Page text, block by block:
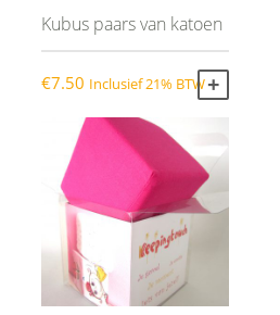
Kubus paars van katoen
€7.50 Inclusief 21% BTW